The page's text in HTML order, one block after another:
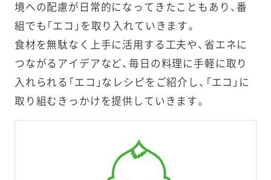
2024年
2月
サラダクラ
ブ 千切りキ
ャベツ ミッ
クスサラダ
ースーパー
スプラウト
量企画（東
海・北陸エリ
ア）
地廃棄（フー
ドロス）削減
への支援
境への配慮が日常的になってきたこともあり、番
組でも「エコ」を取り入れていきます。
食材を無駄なく上手に活用する工夫や、省エネに
つながるアイデアなど、毎日の料理に手軽に取り
入れられる「エコ」なレシピをご紹介し、「エコ」に
取り組むきっかけを提供していきます。